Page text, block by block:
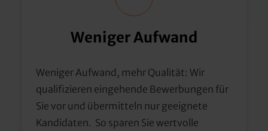
Weniger Aufwand
Weniger Aufwand, mehr Qualität: Wir
qualifizieren eingehende Bewerbungen für
Sie vor und übermitteln nur geeignete
Kandidaten.  So sparen Sie wertvolle